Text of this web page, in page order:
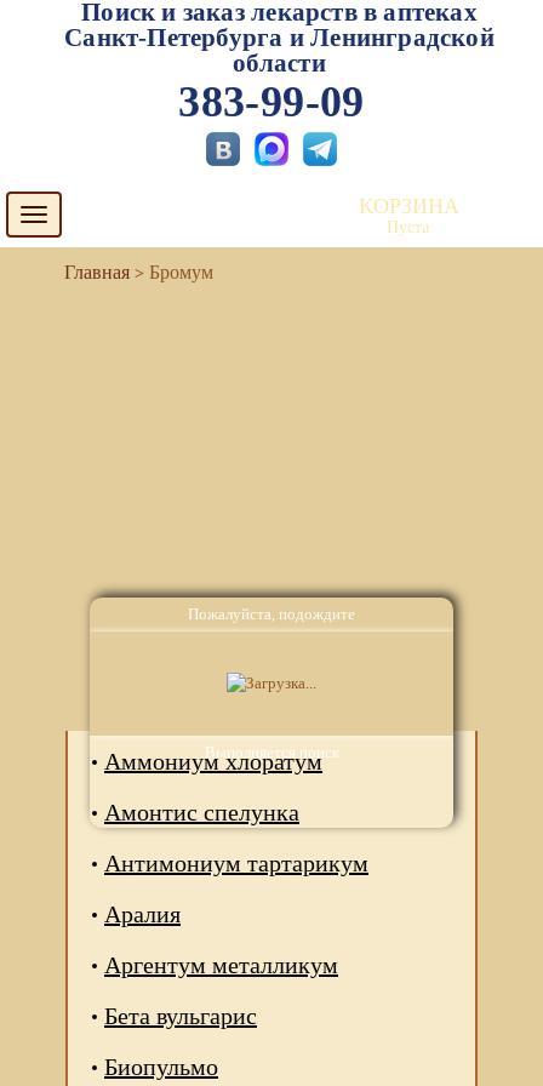
Пожалуйста, подождите
Выполняется поиск
Поиск и заказ лекарств в аптеках
Санкт-Петербурга и Ленинградской
области
383-99-09
Toggle
navigation
КОРЗИНА
Пуста
Бромум
Аналоги
Аммониум хлоратум
Амонтис спелунка
Антимониум тартарикум
Аралия
Аргентум металликум
Бета вульгарис
Биопульмо